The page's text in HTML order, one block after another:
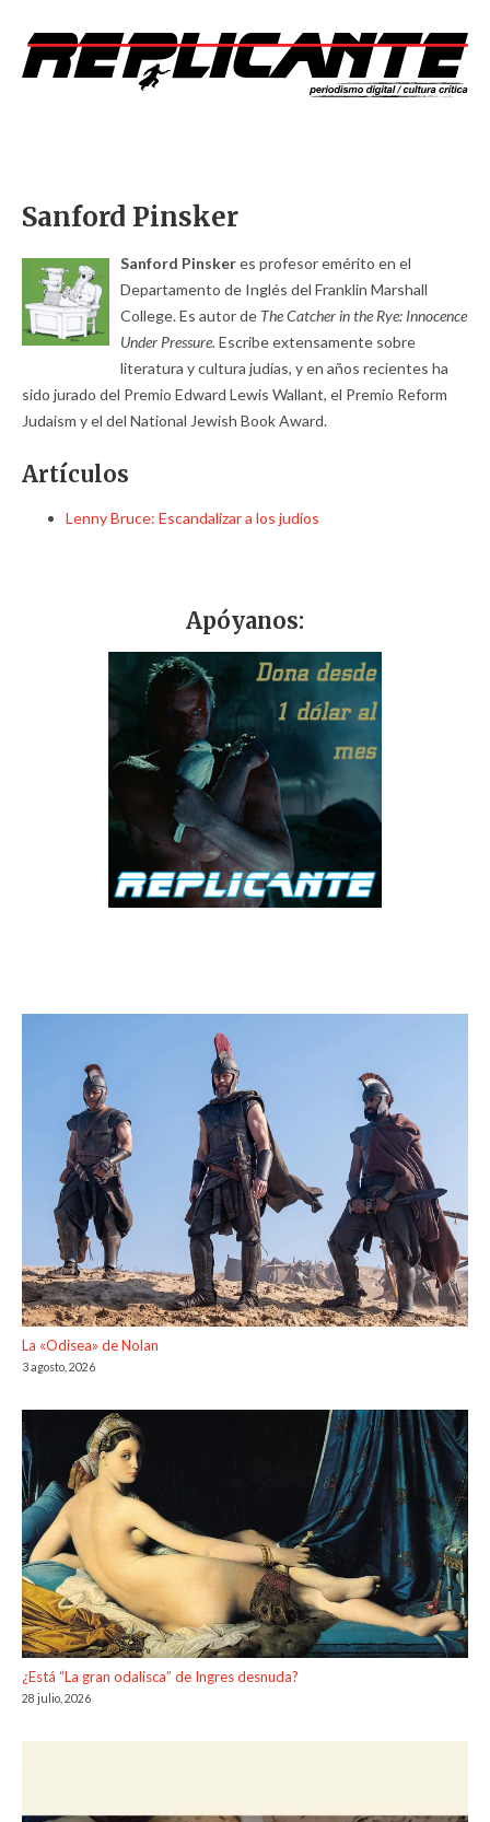
Sanford Pinsker
Sanford Pinskeres profesor emérito en el
Departamento de Inglés del Franklin Marshall
College. Es autor de The Catcher in the Rye: Innocence
Under Pressure. Escribe extensamente sobre
literatura y cultura judías, y en años recientes ha
sido jurado del Premio Edward Lewis Wallant, el Premio Reform
Judaism y el del National Jewish Book Award.
Artículos
Lenny Bruce: Escandalizar a los judíos
Apóyanos:
La «Odisea» de Nolan
3 agosto, 2026
¿Está “La gran odalisca” de Ingres desnuda?
28 julio, 2026